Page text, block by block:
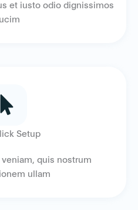
et iusto odio dignissimos
Setup
quis nostrum
ullam